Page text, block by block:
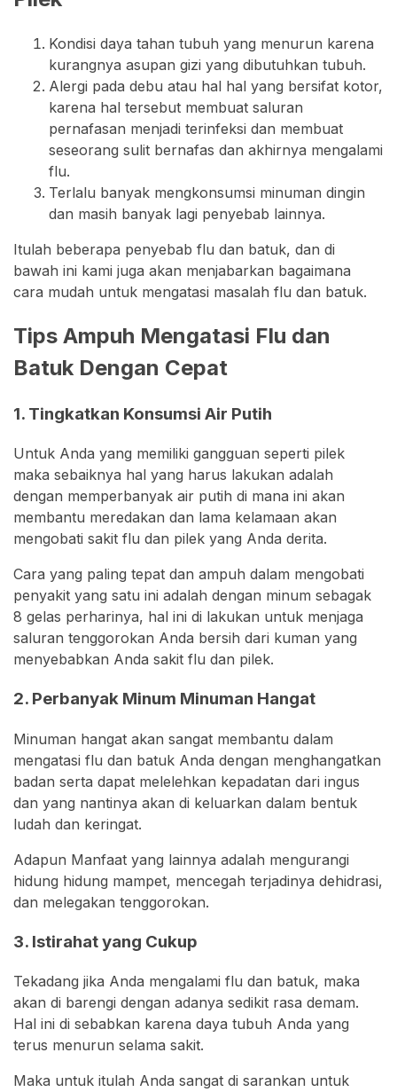
Kondisi daya tahan tubuh yang menurun karena
kurangnya asupan gizi yang dibutuhkan tubuh.
Alergi pada debu atau hal hal yang bersifat kotor,
karena hal tersebut membuat saluran
pernafasan menjadi terinfeksi dan membuat
seseorang sulit bernafas dan akhirnya mengalami
flu.
Terlalu banyak mengkonsumsi minuman dingin
dan masih banyak lagi penyebab lainnya.
Itulah beberapa penyebab flu dan batuk, dan di
bawah ini kami juga akan menjabarkan bagaimana
cara mudah untuk mengatasi masalah flu dan batuk.
Tips Ampuh Mengatasi Flu dan
Batuk Dengan Cepat
1. Tingkatkan Konsumsi Air Putih
Untuk Anda yang memiliki gangguan seperti pilek
maka sebaiknya hal yang harus lakukan adalah
dengan memperbanyak air putih di mana ini akan
membantu meredakan dan lama kelamaan akan
mengobati sakit flu dan pilek yang Anda derita.
Cara yang paling tepat dan ampuh dalam mengobati
penyakit yang satu ini adalah dengan minum sebagak
8 gelas perharinya, hal ini di lakukan untuk menjaga
saluran tenggorokan Anda bersih dari kuman yang
menyebabkan Anda sakit flu dan pilek.
2. Perbanyak Minum Minuman Hangat
Minuman hangat akan sangat membantu dalam
mengatasi flu dan batuk Anda dengan menghangatkan
badan serta dapat melelehkan kepadatan dari ingus
dan yang nantinya akan di keluarkan dalam bentuk
ludah dan keringat.
Adapun Manfaat yang lainnya adalah mengurangi
hidung hidung mampet, mencegah terjadinya dehidrasi,
dan melegakan tenggorokan.
3. Istirahat yang Cukup
Tekadang jika Anda mengalami flu dan batuk, maka
akan di barengi dengan adanya sedikit rasa demam.
Hal ini di sebabkan karena daya tubuh Anda yang
terus menurun selama sakit.
Maka untuk itulah Anda sangat di sarankan untuk